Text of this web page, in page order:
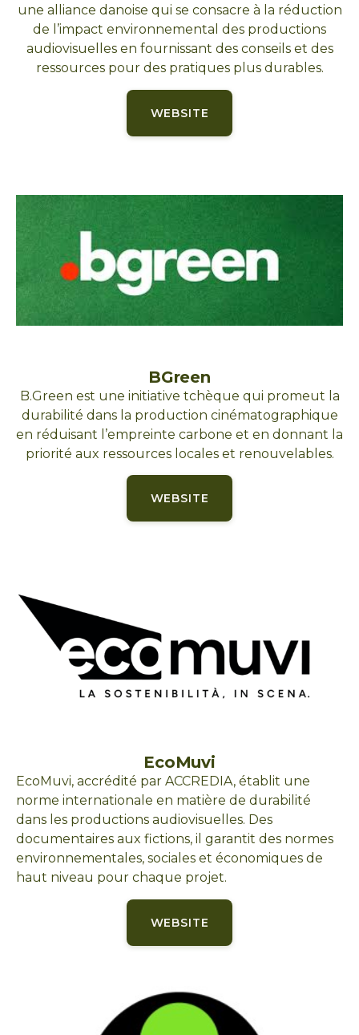
une alliance danoise qui se consacre à la réduction
de l’impact environnemental des productions
audiovisuelles en fournissant des conseils et des
ressources pour des pratiques plus durables.
WEBSITE
BGreen
B.Green est une initiative tchèque qui promeut la
durabilité dans la production cinématographique
en réduisant l’empreinte carbone et en donnant la
priorité aux ressources locales et renouvelables.
WEBSITE
EcoMuvi
EcoMuvi, accrédité par ACCREDIA, établit une
norme internationale en matière de durabilité
dans les productions audiovisuelles. Des
documentaires aux fictions, il garantit des normes
environnementales, sociales et économiques de
haut niveau pour chaque projet.
WEBSITE